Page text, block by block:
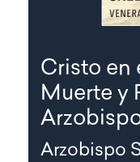
Cristo en
Muerte y
Arzobispo